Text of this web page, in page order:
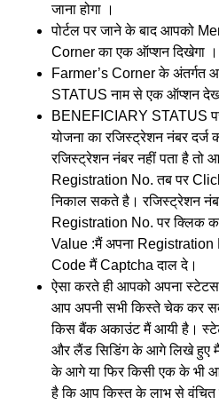
जाना होगा ।
पोर्टल पर जाने के बाद आपको
Corner का एक ऑप्शन दिखेगा ।
Farmer’s Corner के अंतर्गत
STATUS नाम से एक ऑप्शन
BENEFICIARY STATUS
योजना का रजिस्ट्रेशन नंबर दर्ज
रजिस्ट्रेशन नंबर नहीं पता है
Registration No. तब पर
निकाल सकते है। रजिस्ट्रेशन
Registration No. पर क्लिक
Value :मैं अपना
Code मैं Captcha दाल दे।
ऐसा करते ही आपको अपना
आप अपनी सभी किस्ते चेक कर
किस बैंक अकाउंट मैं आयी है।
और लैंड सिडिंग के आगे लिखे हुए
के आगे या फिर किसी एक के भी
है कि आप किस्त के लाभ से वंचित